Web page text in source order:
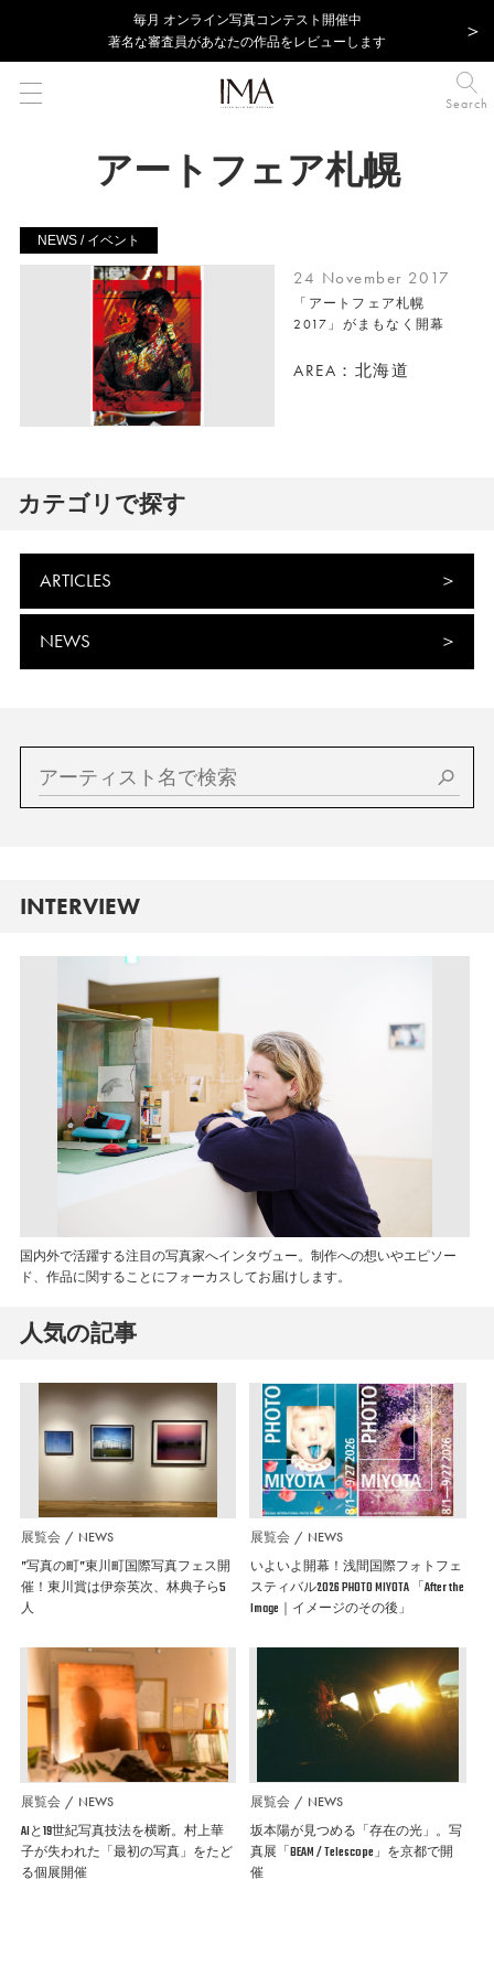
毎⽉ オンライン写真コンテスト開催中
著名な審査員があなたの作品をレビューします
Search
アートフェア札幌
NEWS / イベント
24 November 2017
「アートフェア札幌
2017」がまもなく開幕
AREA：北海道
カテゴリで探す
ARTICLES
NEWS
INTERVIEW
国内外で活躍する注目の写真家へインタヴュー。制作への想いやエピソー
ド、作品に関することにフォーカスしてお届けします。
人気の記事
展覧会 NEWS
”写真の町”東川町国際写真フェス開
催！東川賞は伊奈英次、林典子ら5
人
展覧会 NEWS
いよいよ開幕！浅間国際フォトフェ
スティバル2026 PHOTO MIYOTA 「After the
Image｜イメージのその後」
展覧会 NEWS
AIと19世紀写真技法を横断。村上華
子が失われた「最初の写真」をたど
る個展開催
展覧会 NEWS
坂本陽が見つめる「存在の光」。写
真展「BEAM / Telescope」を京都で開
催